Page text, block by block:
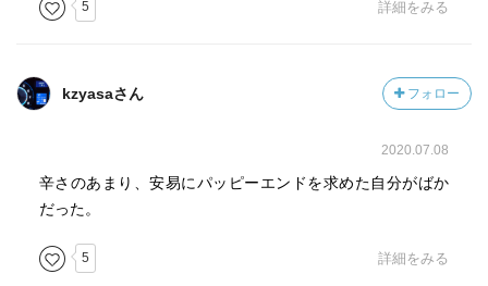
5 詳細をみる
kzyasaさん フォロー
2020.07.08
辛さのあまり、安易にパッピーエンドを求めた自分がばか
だった。
5 詳細をみる